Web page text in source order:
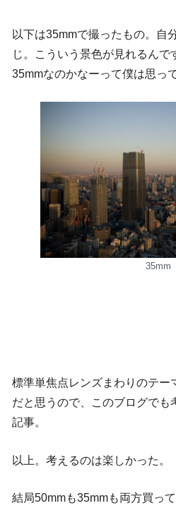
以下は35mmで撮ったもの。自
じ。こういう景色が見れるんで
35mmなのかなーって僕は思っ
35mm
標準単焦点レンズまわりのテー
だと思うので、このブログでも
記事。
以上。考えるのは楽しかった。
結局50mmも35mmも両方買っ